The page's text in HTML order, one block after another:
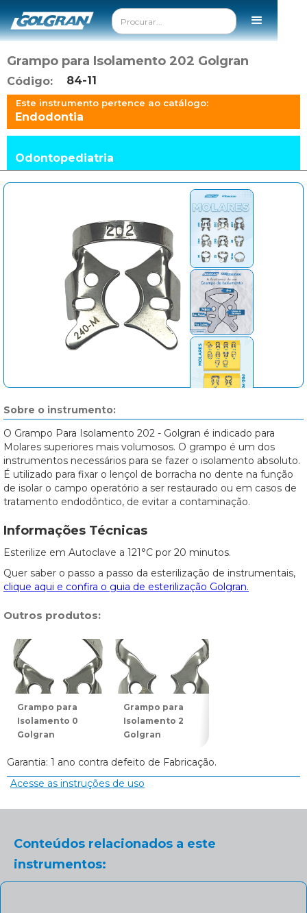
Grampo para Isolamento 202 Golgran
Código: 84-11
Este instrumento pertence ao catálogo:
Endodontia
Odontopediatria
Sobre o instrumento:
O Grampo Para Isolamento 202 - Golgran é indicado para
Molares superiores mais volumosos. O grampo é um dos
instrumentos necessários para se fazer o isolamento absoluto.
É utilizado para fixar o lençol de borracha no dente na função
de isolar o campo operatório a ser restaurado ou em casos de
tratamento endodôntico, de evitar a contaminação.
Informações Técnicas
Esterilize em Autoclave a 121°C por 20 minutos.
Quer saber o passo a passo da esterilização de instrumentais,
clique aqui e confira o guia de esterilização Golgran.
Outros produtos:
Grampo para
Isolamento 0
Golgran
Grampo para
Isolamento 2
Golgran
Garantia: 1 ano contra defeito de Fabricação.
Acesse as instruções de uso
Conteúdos relacionados a este
instrumentos: